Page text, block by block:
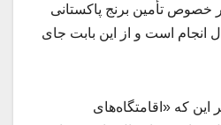
خصوص تأمین برنج پاکستانی
انجام است و از این بابت جای
این که «اقامتگاه‌های